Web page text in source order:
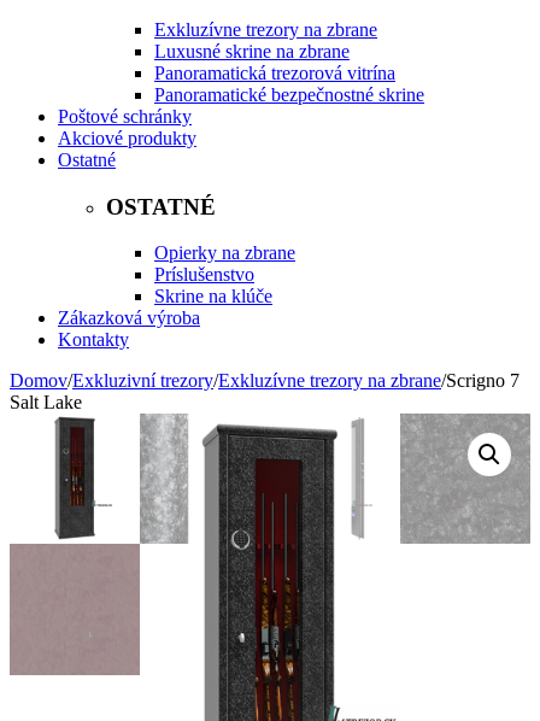
Exkluzívne trezory na zbrane
Luxusné skrine na zbrane
Panoramatická trezorová vitrína
Panoramatické bezpečnostné skrine
Poštové schránky
Akciové produkty
Ostatné
OSTATNÉ
Opierky na zbrane
Príslušenstvo
Skrine na klúče
Zákazková výroba
Kontakty
Domov/Exkluzivní trezory/Exkluzívne trezory na zbrane/Scrigno 7
Salt Lake